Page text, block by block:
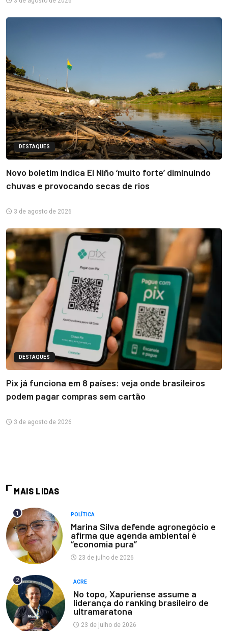
DESTAQUES
Novo boletim indica El Niño ‘muito forte’ diminuindo
chuvas e provocando secas de rios
3 de agosto de 2026
DESTAQUES
Pix já funciona em 8 países: veja onde brasileiros
podem pagar compras sem cartão
3 de agosto de 2026
MAIS LIDAS
1 POLÍTICA
Marina Silva defende agronegócio e
afirma que agenda ambiental é
“economia pura”
23 de julho de 2026
2 ACRE
No topo, Xapuriense assume a
liderança do ranking brasileiro de
ultramaratona
23 de julho de 2026